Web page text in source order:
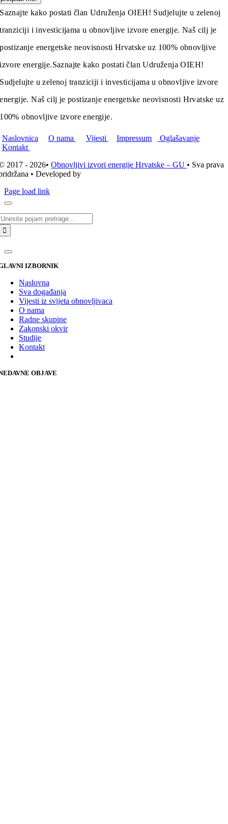
Saznajte kako postati član Udruženja OIEH! Sudjelujte u zelenoj
tranziciji i investicijama u obnovljive izvore energije. Naš cilj je
postizanje energetske neovisnosti Hrvatske uz 100% obnovljive
izvore energije.Saznajte kako postati član Udruženja OIEH!
Sudjelujte u zelenoj tranziciji i investicijama u obnovljive izvore
energije. Naš cilj je postizanje energetske neovisnosti Hrvatske uz
100% obnovljive izvore energije.
Naslovnica O nama Vijesti Impressum
Oglašavanje
Kontakt
2017 - 2026•Obnovljivi izvori energije Hrvatske – GU • Sva prava
• Developed by
Page load link
IZBORNIK
Naslovna
Sva događanja
Vijesti iz svijeta obnovljivaca
O nama
Radne skupine
Zakonski okvir
Studije
Kontakt
OBJAVE